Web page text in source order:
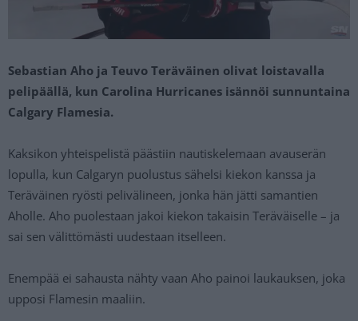
Sebastian Aho ja Teuvo Teräväinen olivat loistavalla
pelipäällä, kun Carolina Hurricanes isännöi sunnuntaina
Calgary Flamesia.
Kaksikon yhteispelistä päästiin nautiskelemaan avauserän
lopulla, kun Calgaryn puolustus sähelsi kiekon kanssa ja
Teräväinen ryösti pelivälineen, jonka hän jätti samantien
Aholle. Aho puolestaan jakoi kiekon takaisin Teräväiselle – ja
sai sen välittömästi uudestaan itselleen.
Enempää ei sahausta nähty vaan Aho painoi laukauksen, joka
upposi Flamesin maaliin.